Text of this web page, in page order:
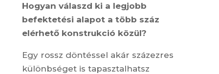
Hogyan válaszd ki a legjobb
befektetési alapot a több száz
elérhető konstrukció közül?
Egy rossz döntéssel akár százezres
különbséget is tapasztalhatsz